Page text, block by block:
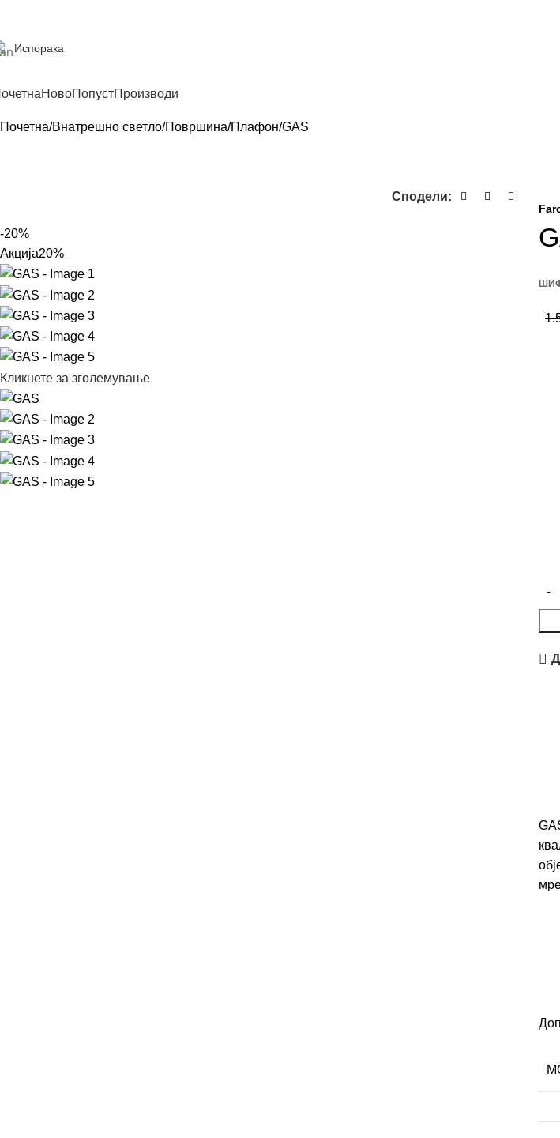
Испорака
НовоПопустПроизводи
Почетна Внатрешно светло Површина Плафон GAS
Сподели:
-20%
Акција20%
Кликнете за зголемување